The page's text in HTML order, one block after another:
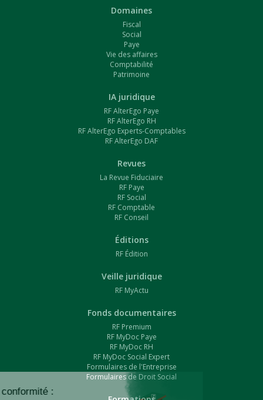
Domaines
Fiscal
Social
Paye
Vie des affaires
Comptabilité
Patrimoine
IA juridique
RF AlterEgo Paye
RF AlterEgo RH
RF AlterEgo Experts-Comptables
RF AlterEgo DAF
Revues
La Revue Fiduciaire
RF Paye
RF Social
RF Comptable
RF Conseil
Éditions
RF Édition
Veille juridique
RF MyActu
Fonds documentaires
RF Premium
RF MyDoc Paye
RF MyDoc RH
RF MyDoc Social Expert
Formulaires de l'Entreprise
Formulaires de Droit Social